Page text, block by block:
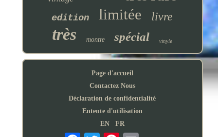
edition limitée livre
très montre spécial vinyle
Page d'accueil
Contactez Nous
Déclaration de confidentialité
Entente d'utilisation
EN
FR